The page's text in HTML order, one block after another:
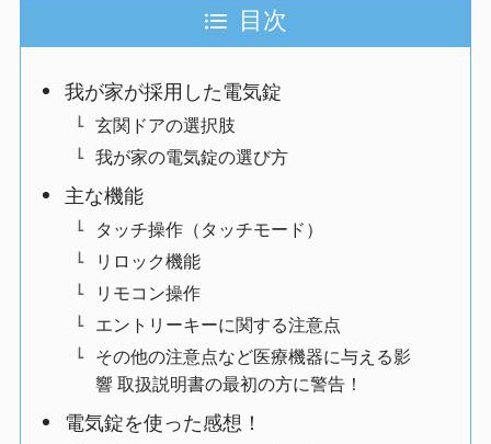
目次
我が家が採用した電気錠
玄関ドアの選択肢
我が家の電気錠の選び方
主な機能
タッチ操作（タッチモード）
リロック機能
リモコン操作
エントリーキーに関する注意点
その他の注意点など医療機器に与える影
響 取扱説明書の最初の方に警告！
電気錠を使った感想！